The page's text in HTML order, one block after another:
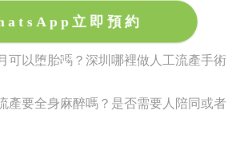
立即預約
可以堕胎嗎？深圳哪裡做人工流產手術
產要全身麻醉嗎？是否需要人陪同或者